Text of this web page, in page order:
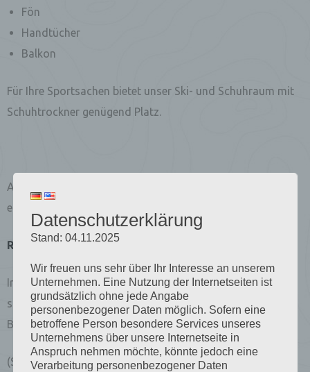
Fön
Handtücher
Balkon
Für Ihre Sportsachen bietet unser Ski- und Schuhraum mit
Schuhtrockner genügend Platz.
Auf Anfrage können wir aus eines der Doppelzimmer für
eine Person als Einzelzimmer zur Verfügung stellen.
Reinigung der Zimmer:
In unserem Haus werden die Zimmer täglich gereinigt
sollten Sie dies nicht wünschen bitte geben Sie uns kurz
Bescheid.
(Sollte der Zugang nicht bis spätestens 11:00 Uhr möglich
Datenschutzerklärung
Stand: 04.11.2025
Wir freuen uns sehr über Ihr Interesse an unserem
Unternehmen. Eine Nutzung der Internetseiten ist
grundsätzlich ohne jede Angabe
personenbezogener Daten möglich. Sofern eine
betroffene Person besondere Services unseres
Unternehmens über unsere Internetseite in
Anspruch nehmen möchte, könnte jedoch eine
Verarbeitung personenbezogener Daten